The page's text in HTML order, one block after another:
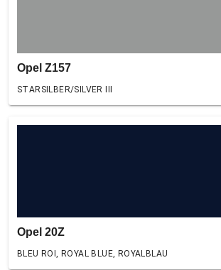
Opel Z157
STARSILBER/SILVER III
Opel 20Z
BLEU ROI, ROYAL BLUE, ROYALBLAU